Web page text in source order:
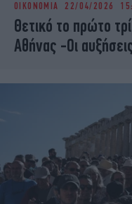
iBOOKS
OSCARS
MEDIA
NEWSLETTER
ΟΙΚΟΝΟΜΙΑ 22/04/2026
Θετικό το πρώτο
Αθήνας -Οι